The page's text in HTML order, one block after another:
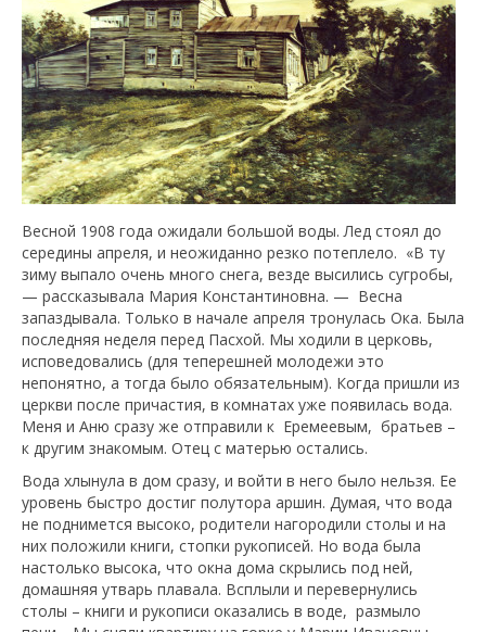
Весной 1908 года ожидали большой воды. Лед стоял до
середины апреля, и неожиданно резко потеплело. «В ту
зиму выпало очень много снега, везде высились сугробы,
— рассказывала Мария Константиновна. — Весна
запаздывала. Только в начале апреля тронулась Ока. Была
последняя неделя перед Пасхой. Мы ходили в церковь,
исповедовались (для теперешней молодежи это
непонятно, а тогда было обязательным). Когда пришли из
церкви после причастия, в комнатах уже появилась вода.
Меня и Аню сразу же отправили к Еремеевым, братьев –
к другим знакомым. Отец с матерью остались.
Вода хлынула в дом сразу, и войти в него было нельзя. Ее
уровень быстро достиг полутора аршин. Думая, что вода
не поднимется высоко, родители нагородили столы и на
них положили книги, стопки рукописей. Но вода была
настолько высока, что окна дома скрылись под ней,
домашняя утварь плавала. Всплыли и перевернулись
столы – книги и рукописи оказались в воде, размыло